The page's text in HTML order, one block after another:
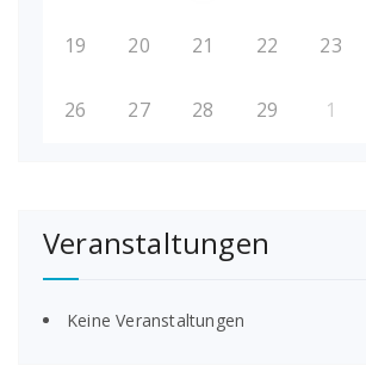
19 20 21 22 23
26 27 28 29 1
Veranstaltungen
Keine Veranstaltungen